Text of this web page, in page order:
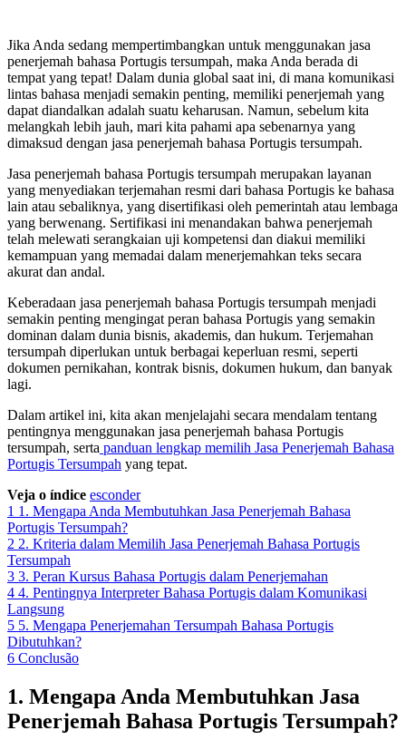
Jika Anda sedang mempertimbangkan untuk menggunakan jasa
penerjemah bahasa Portugis tersumpah, maka Anda berada di
tempat yang tepat! Dalam dunia global saat ini, di mana komunikasi
lintas bahasa menjadi semakin penting, memiliki penerjemah yang
dapat diandalkan adalah suatu keharusan. Namun, sebelum kita
melangkah lebih jauh, mari kita pahami apa sebenarnya yang
dimaksud dengan jasa penerjemah bahasa Portugis tersumpah.
Jasa penerjemah bahasa Portugis tersumpah merupakan layanan
yang menyediakan terjemahan resmi dari bahasa Portugis ke bahasa
lain atau sebaliknya, yang disertifikasi oleh pemerintah atau lembaga
yang berwenang. Sertifikasi ini menandakan bahwa penerjemah
telah melewati serangkaian uji kompetensi dan diakui memiliki
kemampuan yang memadai dalam menerjemahkan teks secara
akurat dan andal.
Keberadaan jasa penerjemah bahasa Portugis tersumpah menjadi
semakin penting mengingat peran bahasa Portugis yang semakin
dominan dalam dunia bisnis, akademis, dan hukum. Terjemahan
tersumpah diperlukan untuk berbagai keperluan resmi, seperti
dokumen pernikahan, kontrak bisnis, dokumen hukum, dan banyak
lagi.
Dalam artikel ini, kita akan menjelajahi secara mendalam tentang
pentingnya menggunakan jasa penerjemah bahasa Portugis
tersumpah, serta panduan lengkap memilih Jasa Penerjemah Bahasa
Portugis Tersumpah yang tepat.
Veja o índice esconder
1 1. Mengapa Anda Membutuhkan Jasa Penerjemah Bahasa
Portugis Tersumpah?
2 2. Kriteria dalam Memilih Jasa Penerjemah Bahasa Portugis
Tersumpah
3 3. Peran Kursus Bahasa Portugis dalam Penerjemahan
4 4. Pentingnya Interpreter Bahasa Portugis dalam Komunikasi
Langsung
5 5. Mengapa Penerjemahan Tersumpah Bahasa Portugis
Dibutuhkan?
6 Conclusão
1. Mengapa Anda Membutuhkan Jasa
Penerjemah Bahasa Portugis Tersumpah?